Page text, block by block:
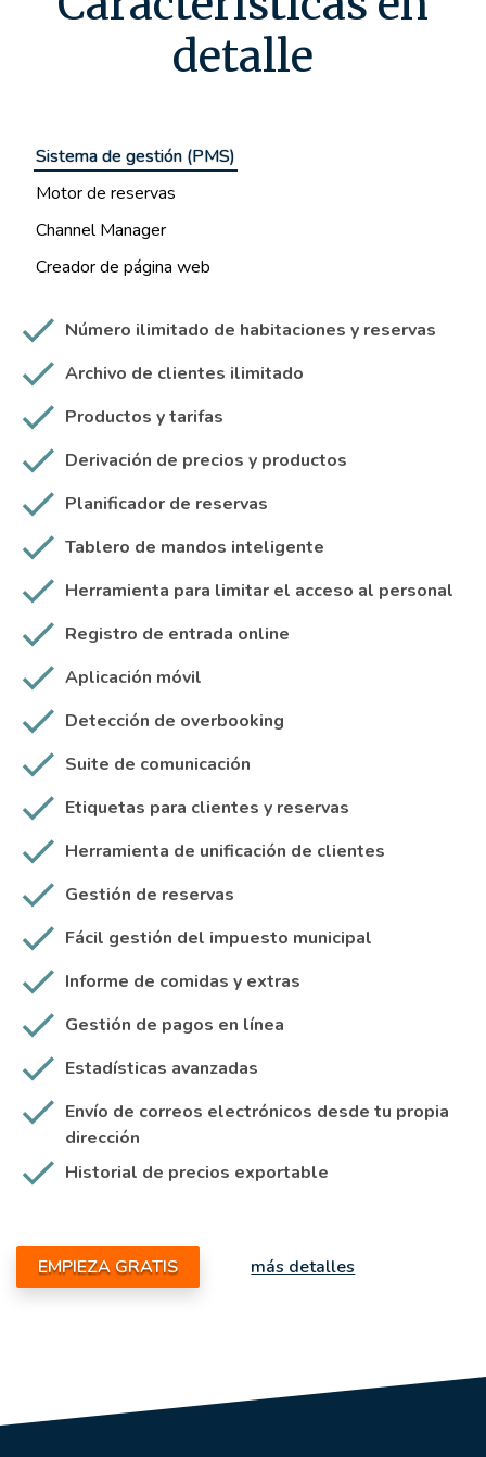
detalle
Sistema de gestión (PMS)
Motor de reservas
Channel Manager
Creador de página web
Número ilimitado de habitaciones y reservas
Archivo de clientes ilimitado
Productos y tarifas
Derivación de precios y productos
Planificador de reservas
Tablero de mandos inteligente
Herramienta para limitar el acceso al personal
Registro de entrada online
Aplicación móvil
Detección de overbooking
Suite de comunicación
Etiquetas para clientes y reservas
Herramienta de unificación de clientes
Gestión de reservas
Fácil gestión del impuesto municipal
Informe de comidas y extras
Gestión de pagos en línea
Estadísticas avanzadas
Envío de correos electrónicos desde tu propia
dirección
Historial de precios exportable
EMPIEZA GRATIS más detalles